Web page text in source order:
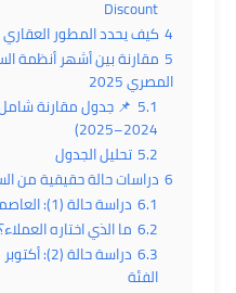
Discount
4 كيف يحدد المطور
5 مقارنة بين أشهر أنظمة
المصري 2025
5.1 📌 جدول مقارنة شامل
2024–2025)
5.2 تحليل الجدول
6 دراسات حالة حقيقية من
6.1 دراسة حالة (1): العاصمة الإدارية – مشروع سكني كبير
6.2 ما الذي اختاره
6.3
دراسة
الفئة